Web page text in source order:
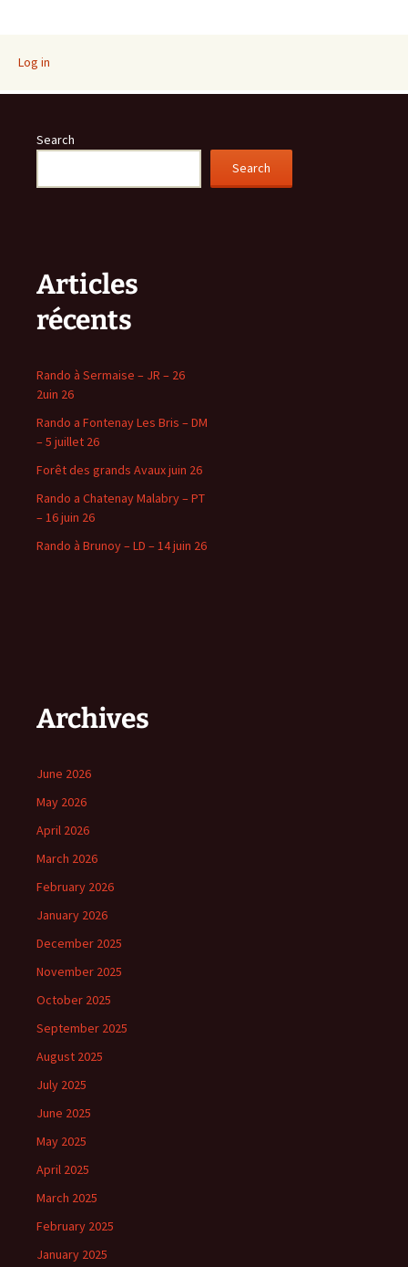
Log in
Search
Search
Articles
récents
Rando à Sermaise – JR – 26
2uin 26
Rando a Fontenay Les Bris – DM
– 5 juillet 26
Forêt des grands Avaux juin 26
Rando a Chatenay Malabry – PT
– 16 juin 26
Rando à Brunoy – LD – 14 juin 26
Archives
June 2026
May 2026
April 2026
March 2026
February 2026
January 2026
December 2025
November 2025
October 2025
September 2025
August 2025
July 2025
June 2025
May 2025
April 2025
March 2025
February 2025
January 2025